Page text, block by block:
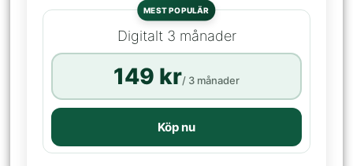
MEST POPULÄR
Digitalt 3 månader
149 kr/ 3 månader
Köp nu